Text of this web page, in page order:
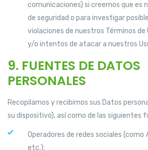
comunicaciones) si creemos que es
de seguridad o para investigar
violaciones de nuestros Términos de
y/o intentos de atacar a nuestros
9. FUENTES DE DATOS
PERSONALES
Recopilamos y recibimos sus Datos
su dispositivo), así como de las siguientes
Operadores de redes sociales (como
etc.);